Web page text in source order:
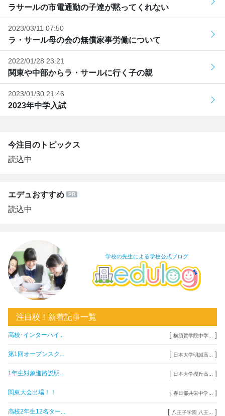
ラサールの市電通勤の子達が黙ってくれない
2023/03/11 07:50
ラ・サール母の会の無償家事労働について
2022/01/28 23:21
関東や中部からラ・サールに行く子の親
2023/01/30 21:46
2023年中学入試
今注目のトピックス
読込中
エデュおすすめ
読込中
学校の先生による学校公式ブログ
注目校！新着記事一覧
高校･インターハイ... [ 横須賀学院中学... ]
第1回オープンスク... [ 日本大学明誠高... ]
1年生対象進路説明... [ 日本大学櫻丘高... ]
関東大会出場！！ [ 春日部共栄中学... ]
高校2年生12名ター... [ 八王子学園 八王... ]